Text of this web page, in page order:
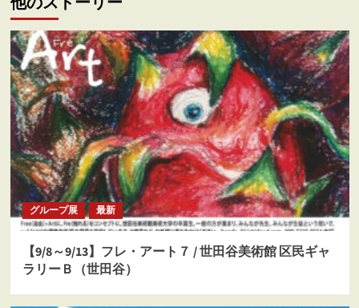
ー
シ
ョ
ン
グループ展 最新
【9/8～9/13】フレ・アート７ / 世田谷美術館 区民ギャ
ラリーＢ（世田谷）